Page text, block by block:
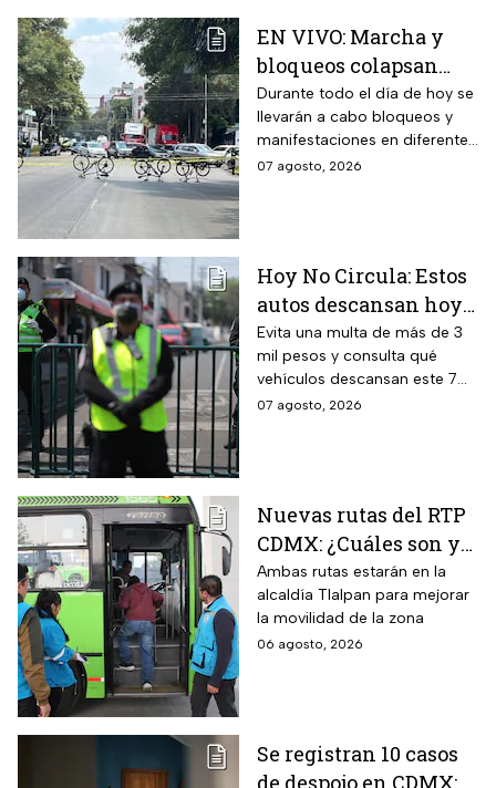
EN VIVO: Marcha y
bloqueos colapsan
calles por cierres en
CDMX hoy
Durante todo el día de hoy se
llevarán a cabo bloqueos y
manifestaciones en diferentes
zonas de la CDMX por lo que
07 agosto, 2026
Hoy No Circula: Estos
autos descansan hoy
viernes 7 de agosto en
CDMX y EDOMEX
Evita una multa de más de 3
mil pesos y consulta qué
vehículos descansan este 7
de agosto, los horarios del
07 agosto, 2026
Nuevas rutas del RTP
CDMX: ¿Cuáles son y
con qué estaciones
del Metrobús
conectan?
Ambas rutas estarán en la
alcaldía Tlalpan para mejorar
la movilidad de la zona
06 agosto, 2026
Se registran 10 casos
de despojo en CDMX: